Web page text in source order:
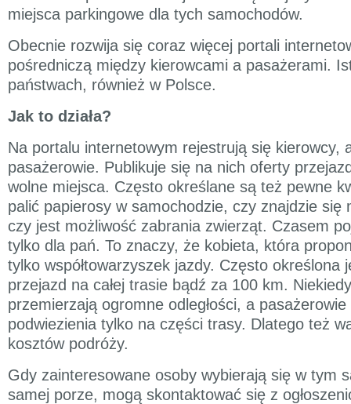
miejsca parkingowe dla tych samochodów.
Obecnie rozwija się coraz więcej portali
pośredniczą między kierowcami a pasażerami.
państwach, również w Polsce.
Jak to działa?
Na portalu internetowym rejestrują się kierowcy,
pasażerowie. Publikuje się na nich oferty
wolne miejsca. Często określane są też pewne
palić papierosy w samochodzie, czy znajdzie się
czy jest możliwość zabrania zwierząt. Czasem
tylko dla pań. To znaczy, że kobieta, która
tylko współtowarzyszek jazdy. Często określona
przejazd na całej trasie bądź za 100 km.
przemierzają ogromne odległości, a
podwiezienia tylko na części trasy. Dlatego też
kosztów podróży.
Gdy zainteresowane osoby wybierają się w tym
samej porze, mogą skontaktować się z